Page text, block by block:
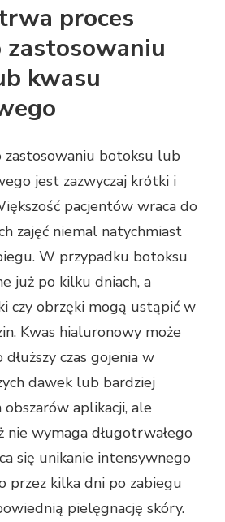
proces
zastosowaniu
kwasu
zastosowaniu botoksu lub
jest zazwyczaj krótki i
pacjentów wraca do
zajęć niemal natychmiast
W przypadku botoksu
już po kilku dniach, a
czy obrzęki mogą ustąpić w
Kwas hialuronowy może
czas gojenia w
dawek lub bardziej
aplikacji, ale
nie wymaga długotrwałego
się unikanie intensywnego
przez kilka dni po zabiegu
pielęgnację skóry.